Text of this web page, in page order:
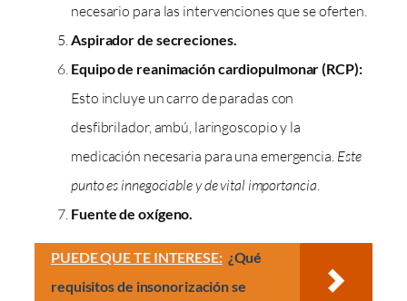
necesario para las intervenciones que se oferten.
Aspirador de secreciones.
Equipo de reanimación cardiopulmonar (RCP):
Esto incluye un carro de paradas con
desfibrilador, ambú, laringoscopio y la
medicación necesaria para una emergencia. Este
punto es innegociable y de vital importancia
Fuente de oxígeno.
PUEDE QUE TE INTERESE: ¿Qué
requisitos de insonorización se